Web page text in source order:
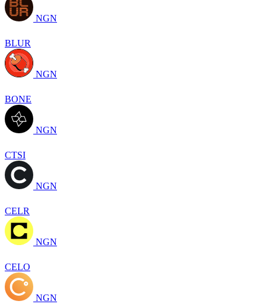
NGN
BLUR
NGN
BONE
NGN
CTSI
NGN
CELR
NGN
CELO
NGN